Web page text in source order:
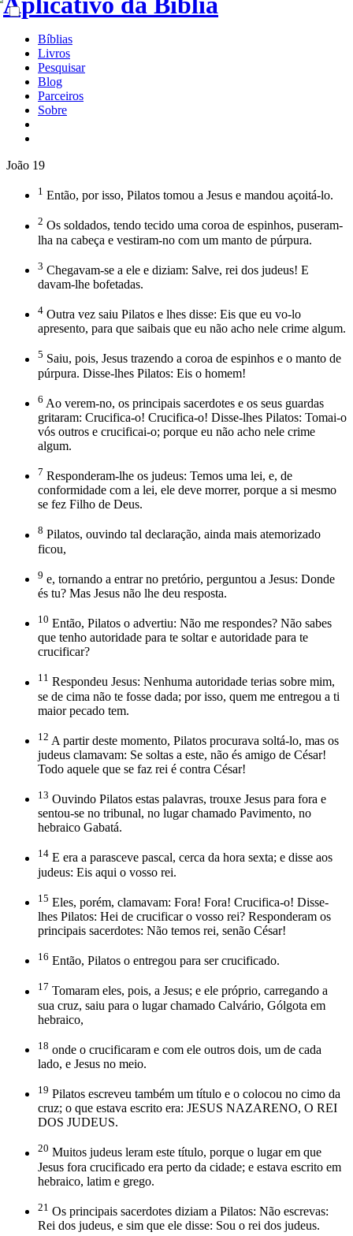
Bíblias
Livros
Pesquisar
Blog
Parceiros
Sobre
João 19
1 Então, por isso, Pilatos tomou a Jesus e mandou açoitá-lo.
2 Os soldados, tendo tecido uma coroa de espinhos, puseram-
lha na cabeça e vestiram-no com um manto de púrpura.
3 Chegavam-se a ele e diziam: Salve, rei dos judeus! E
davam-lhe bofetadas.
4 Outra vez saiu Pilatos e lhes disse: Eis que eu vo-lo
apresento, para que saibais que eu não acho nele crime algum.
5 Saiu, pois, Jesus trazendo a coroa de espinhos e o manto de
púrpura. Disse-lhes Pilatos: Eis o homem!
6 Ao verem-no, os principais sacerdotes e os seus guardas
gritaram: Crucifica-o! Crucifica-o! Disse-lhes Pilatos: Tomai-o
vós outros e crucificai-o; porque eu não acho nele crime
algum.
7 Responderam-lhe os judeus: Temos uma lei, e, de
conformidade com a lei, ele deve morrer, porque a si mesmo
se fez Filho de Deus.
8 Pilatos, ouvindo tal declaração, ainda mais atemorizado
ficou,
9 e, tornando a entrar no pretório, perguntou a Jesus: Donde
és tu? Mas Jesus não lhe deu resposta.
10 Então, Pilatos o advertiu: Não me respondes? Não sabes
que tenho autoridade para te soltar e autoridade para te
crucificar?
11 Respondeu Jesus: Nenhuma autoridade terias sobre mim,
se de cima não te fosse dada; por isso, quem me entregou a ti
maior pecado tem.
12 A partir deste momento, Pilatos procurava soltá-lo, mas os
judeus clamavam: Se soltas a este, não és amigo de César!
Todo aquele que se faz rei é contra César!
13 Ouvindo Pilatos estas palavras, trouxe Jesus para fora e
sentou-se no tribunal, no lugar chamado Pavimento, no
hebraico Gabatá.
14 E era a parasceve pascal, cerca da hora sexta; e disse aos
judeus: Eis aqui o vosso rei.
15 Eles, porém, clamavam: Fora! Fora! Crucifica-o! Disse-
lhes Pilatos: Hei de crucificar o vosso rei? Responderam os
principais sacerdotes: Não temos rei, senão César!
16 Então, Pilatos o entregou para ser crucificado.
17 Tomaram eles, pois, a Jesus; e ele próprio, carregando a
sua cruz, saiu para o lugar chamado Calvário, Gólgota em
hebraico,
18 onde o crucificaram e com ele outros dois, um de cada
lado, e Jesus no meio.
19 Pilatos escreveu também um título e o colocou no cimo da
cruz; o que estava escrito era: JESUS NAZARENO, O REI
DOS JUDEUS.
20 Muitos judeus leram este título, porque o lugar em que
Jesus fora crucificado era perto da cidade; e estava escrito em
hebraico, latim e grego.
21 Os principais sacerdotes diziam a Pilatos: Não escrevas:
Rei dos judeus, e sim que ele disse: Sou o rei dos judeus.